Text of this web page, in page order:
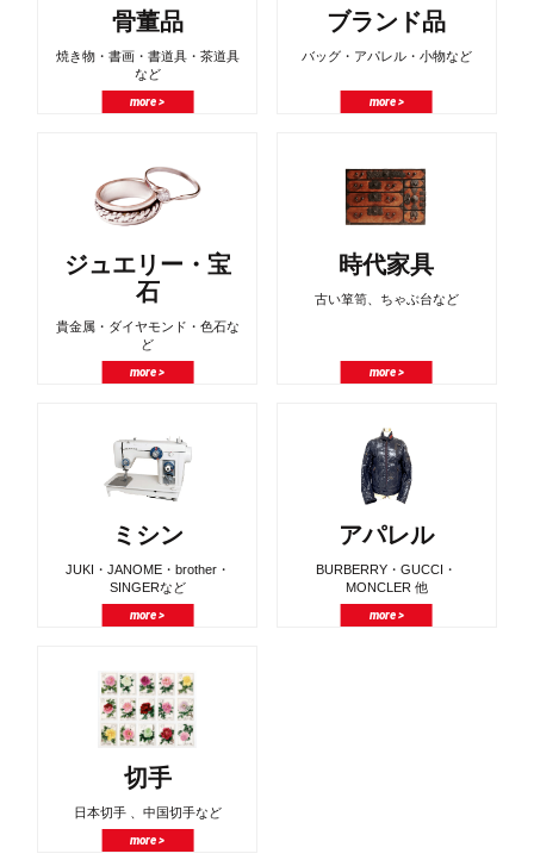
骨董品
焼き物・書画・書道具・茶道具
など
more >
ブランド品
バッグ・アパレル・小物など
more >
ジュエリー・宝
石
貴金属・ダイヤモンド・色石な
ど
more >
時代家具
古い箪笥、ちゃぶ台など
more >
ミシン
JUKI・JANOME・brother・
SINGERなど
more >
アパレル
BURBERRY・GUCCI・
MONCLER 他
more >
切手
日本切手 、中国切手など
more >